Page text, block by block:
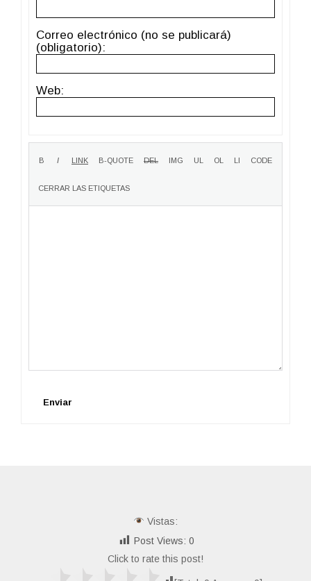
Correo electrónico (no se publicará)
(obligatorio):
Web:
Enviar
Vistas:
Post Views: 0
Click to rate this post!